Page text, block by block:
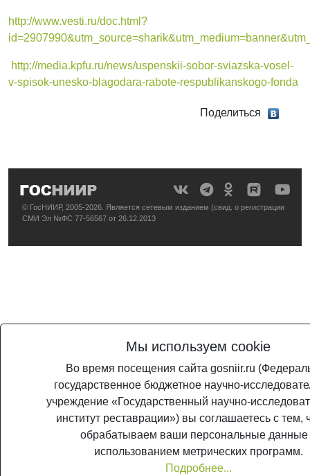
http://www.vesti.ru/doc.html?
http://media.kpfu.ru/news/uspenskii-sobor-sviazska-vosel-
v-spisok-unesko-blagodara-rabote-respublikanskogo-fonda
Поделиться
© ГосНИИР, 2005-2026. Является сетевым изданием (свид. о регистрации
СМИ Эл №ФС 77-56567 от 26.12.2013
Мы используем cookie
Во время посещения сайта gosniir.ru
государственное бюджетное научно-
учреждение «Государственный научно-
институт реставрации») вы соглашаетесь с тем,
обрабатываем ваши персональные данные
использованием метрических программ.
Подробнее...